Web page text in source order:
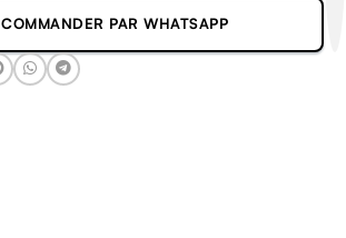
COMMANDER PAR WHATSAPP